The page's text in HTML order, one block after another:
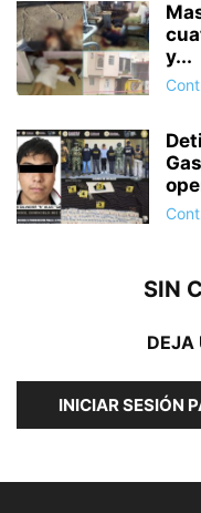
y...
SIN
DEJA
INICIAR SESIÓN